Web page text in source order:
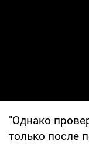
"Однако
только после